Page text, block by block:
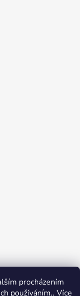
procházením
používáním.. Více